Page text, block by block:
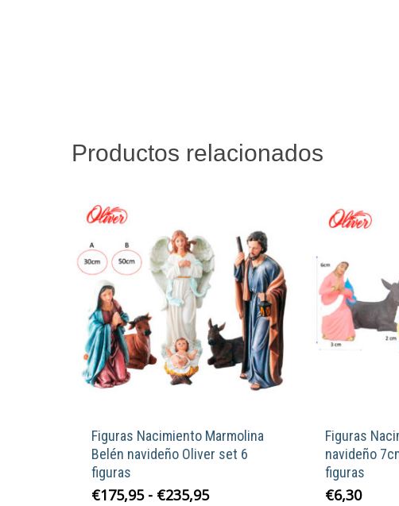
Productos relacionados
Figuras Nacimiento Marmolina
Belén navideño Oliver set 6
figuras
€175,95 - €235,95Rango
Este
Figuras
navideño
figuras
€6,30